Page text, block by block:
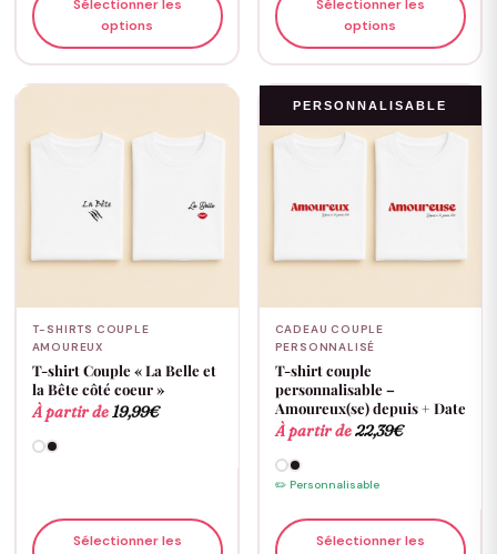
Sélectionner les
options
Sélectionner les
options
T-SHIRTS COUPLE
AMOUREUX
T-shirt Couple « La Belle et
la Bête côté coeur »
À partir de19,99€
Sélectionner les
PERSONNALISABLE
CADEAU COUPLE
PERSONNALISÉ
T-shirt couple
personnalisable –
Amoureux(se) depuis + Date
À partir de22,39€
✏️ Personnalisable
Sélectionner les